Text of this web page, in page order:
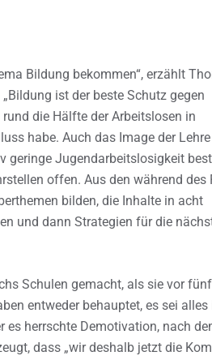
Bildung bekommen“, erzählt
ist der beste Schutz gegen
die Hälfte der Arbeitslosen in
habe. Auch das Image der
geringe Jugendarbeitslosigkeit
offen. Aus den während des
bilden, die Inhalte in acht
und dann Strategien für die
Schulen gemacht, als sie vor
entweder behauptet, es sei alles
herrschte Demotivation, nach
dass „wir deshalb jetzt die